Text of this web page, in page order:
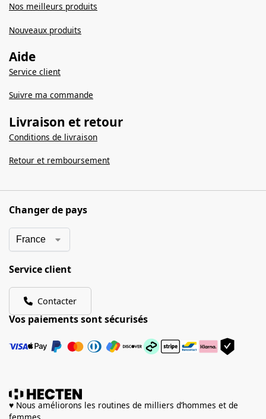
Nos meilleurs produits
Nouveaux produits
Aide
Service client
Suivre ma commande
Livraison et retour
Conditions de livraison
Retour et remboursement
♥ Nous améliorons les routines de milliers d’hommes et de
Service client
Contacter
Changer de pays
Vos paiements sont sécurisés